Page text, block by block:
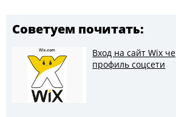
Советуем почитать:
Вход на сайт Wix
профиль соцсети